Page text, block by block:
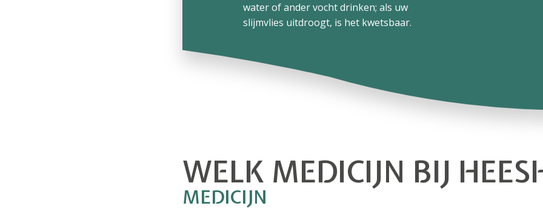
water of ander vocht drinken; als uw
slijmvlies uitdroogt, is het kwetsbaar.
WELK MEDICIJN BIJ
MEDICIJN